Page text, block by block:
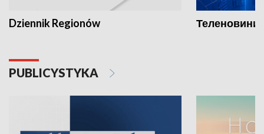
Dziennik Regionów Теленовини
PUBLICYSTYKA